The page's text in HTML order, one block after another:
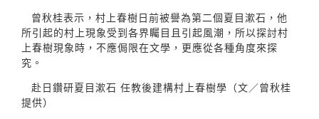
曾秋桂表示，村上春樹日前被譽為第二個夏目漱石，他
所引起的村上現象受到各界矚目且引起風潮，所以探討村
上春樹現象時，不應侷限在文學，更應從各種角度來探
究。
赴日鑽研夏目漱石 任教後建構村上春樹學（文／曾秋桂
提供）